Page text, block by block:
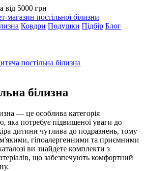
від 5000 грн
Ковдри Подушки Підбір Блог
постільна білизна
білизна
— це особлива категорія
яка потребує підвищеної уваги до
дитини чутлива до подразнень, тому
гіпоалергенними та приємними
ви знайдете комплекти з
що забезпечують комфортний